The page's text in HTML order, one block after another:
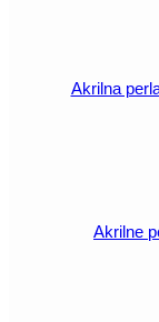
Akrilna
Akrilne